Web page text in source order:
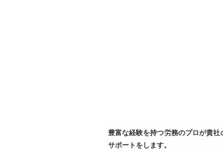
豊富な経験を持つ労務のプロが貴社
サポートをします。